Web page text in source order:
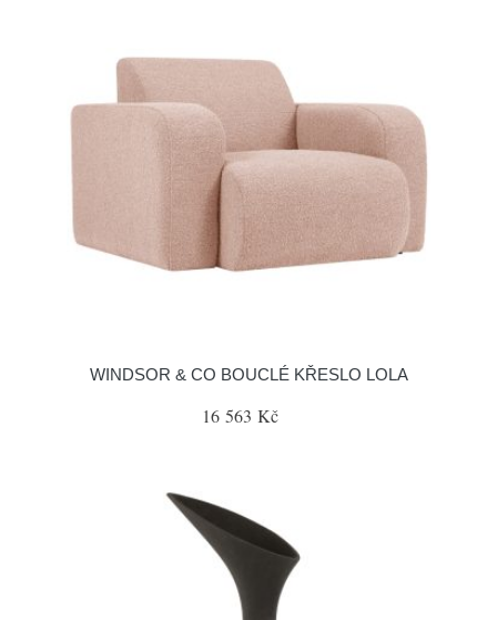
WINDSOR & CO BOUCLÉ KŘESLO LOLA
16 563 Kč